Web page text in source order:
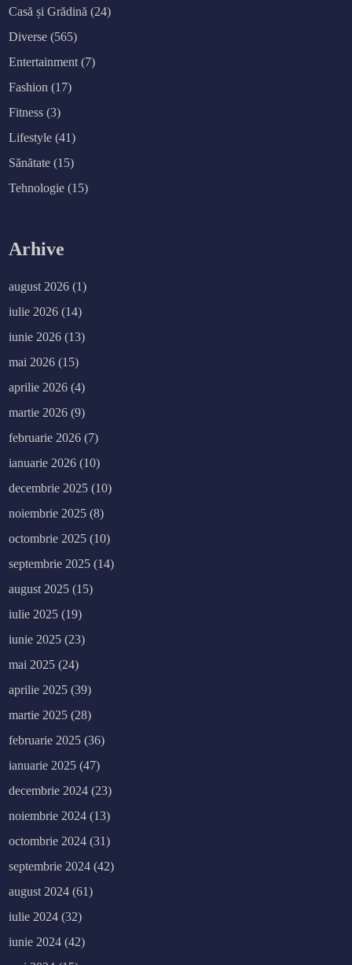
Casă și Grădină (24)
Diverse (565)
Entertainment (7)
Fashion (17)
Fitness (3)
Lifestyle (41)
Sănătate (15)
Tehnologie (15)
Arhive
august 2026 (1)
iulie 2026 (14)
iunie 2026 (13)
mai 2026 (15)
aprilie 2026 (4)
martie 2026 (9)
februarie 2026 (7)
ianuarie 2026 (10)
decembrie 2025 (10)
noiembrie 2025 (8)
octombrie 2025 (10)
septembrie 2025 (14)
august 2025 (15)
iulie 2025 (19)
iunie 2025 (23)
mai 2025 (24)
aprilie 2025 (39)
martie 2025 (28)
februarie 2025 (36)
ianuarie 2025 (47)
decembrie 2024 (23)
noiembrie 2024 (13)
octombrie 2024 (31)
septembrie 2024 (42)
august 2024 (61)
iulie 2024 (32)
iunie 2024 (42)